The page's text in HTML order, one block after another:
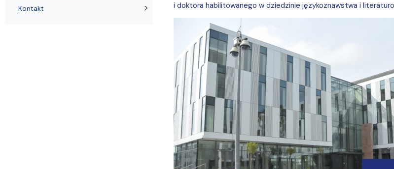
i doktora habilitowanego w dziedzinie językoznawstwa i
Kontakt